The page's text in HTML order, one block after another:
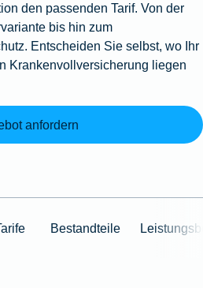
den passenden Tarif. Von der
bis hin zum
Entscheiden Sie selbst, wo Ihr
Krankenvollversicherung liegen
anfordern
Bestandteile